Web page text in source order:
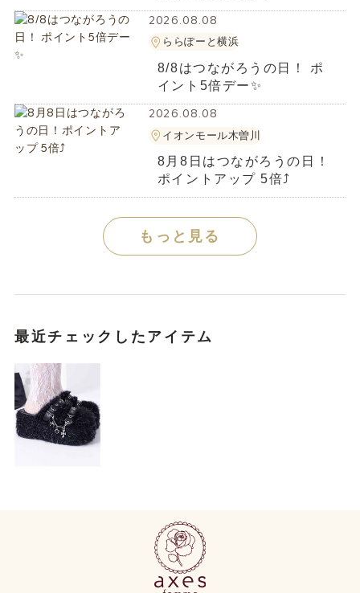
2026.08.08
ららぽーと横浜
8/8はつながろうの日！ ポ
イント5倍デー✨️
2026.08.08
イオンモール木曽川
8月8日はつながろうの日！
ポイントアップ 5倍⤴️
もっと見る
最近チェックしたアイテム